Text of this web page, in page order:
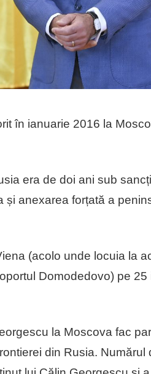
în ianuarie 2016 la
era de doi ani sub
și anexarea forțată a
(acolo unde locuia la
Domodedovo) pe
la Moscova fac
din Rusia. Numărul